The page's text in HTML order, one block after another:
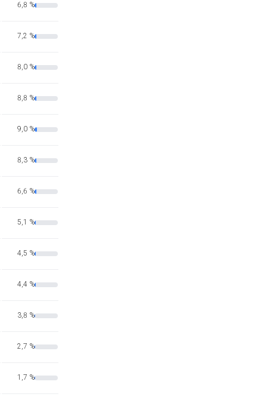
6,8 %
7,2 %
8,0 %
8,8 %
9,0 %
8,3 %
6,6 %
5,1 %
4,5 %
4,4 %
3,8 %
2,7 %
1,7 %